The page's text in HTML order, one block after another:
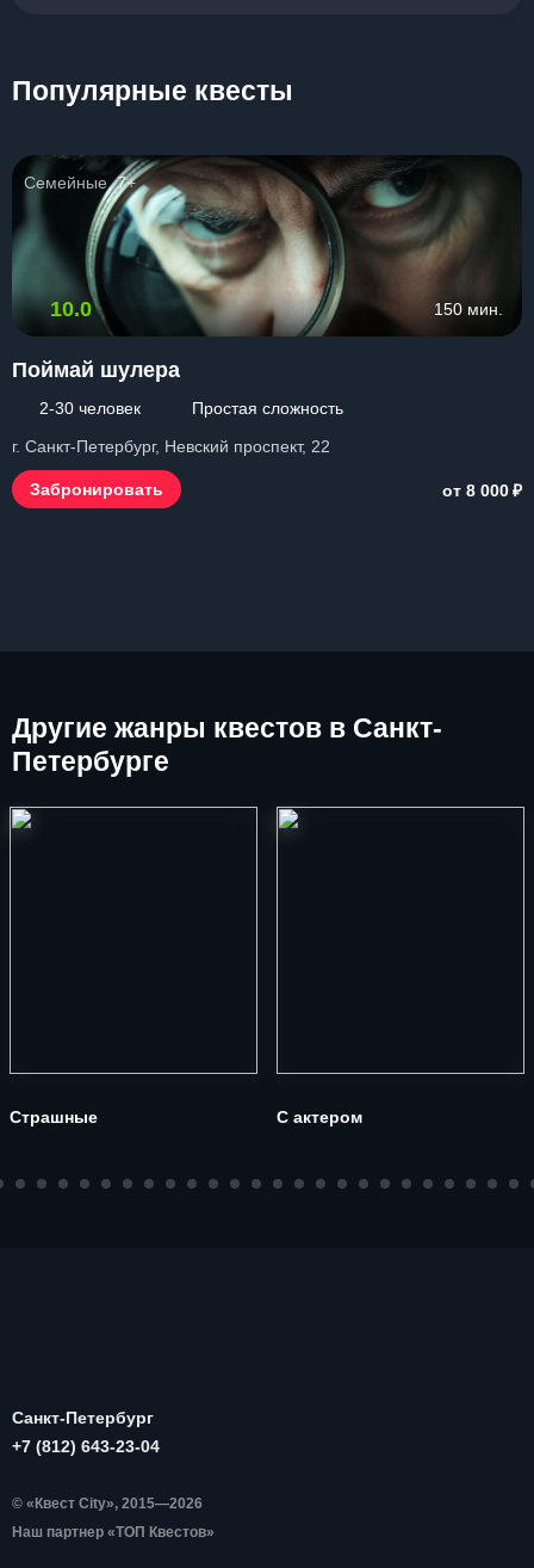
Популярные квесты
Семейные, 7+
10.0 150 мин.
Поймай шулера
2-30 человек
Простая сложность
г. Санкт-Петербург, Невский проспект, 22
Забронировать от 8 000₽
Другие жанры квестов в Санкт-
Петербурге
Страшные С актером
Санкт-Петербург
+7 (812) 643-23-04
© «Квест City», 2015—2026
Наш партнер «ТОП Квестов»